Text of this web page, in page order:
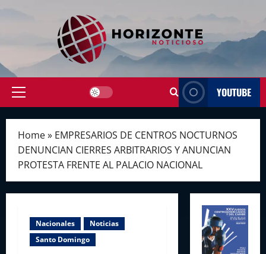
Primary
YOUTUBE
Home» EMPRESARIOS DE CENTROS NOCTURNOS
DENUNCIAN CIERRES ARBITRARIOS Y ANUNCIAN
PROTESTA FRENTE AL PALACIO NACIONAL
Nacionales
Noticias
Santo Domingo